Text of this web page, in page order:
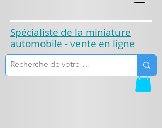
​Spécialiste de la miniature
automobile - vente en ligne